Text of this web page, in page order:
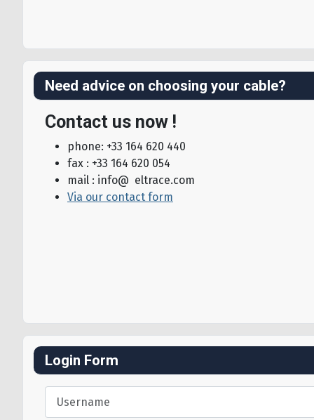
Need advice on choosing your cable?
Contact us now !
phone: +33 164 620 440
fax : +33 164 620 054
mail : info@ eltrace.com
Via our contact form
Login Form